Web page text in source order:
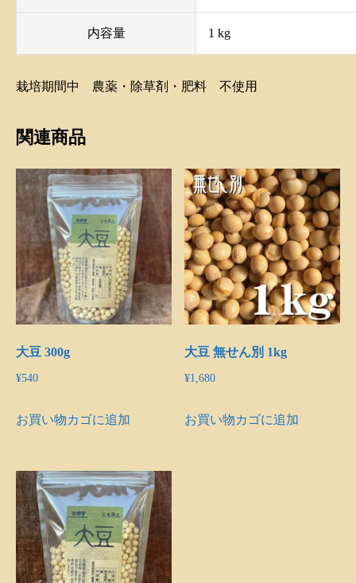
内容量 1 kg
栽培期間中 農薬・除草剤・肥料 不使用
関連商品
大豆 300g
¥540
お買い物カゴに追加
大豆 無せん別 1kg
¥1,680
お買い物カゴに追加